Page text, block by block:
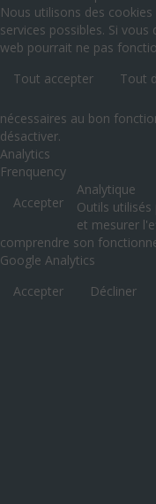
Nous utilisons des
services possibles. Si
web pourrait ne pas
Tout accepter
Tout
nécessaires au bon
désactiver.
Analytics
Frenquency
Accepter
Analytique
Outils
et mesurer
comprendre son
Google Analytics
Accepter
Décliner